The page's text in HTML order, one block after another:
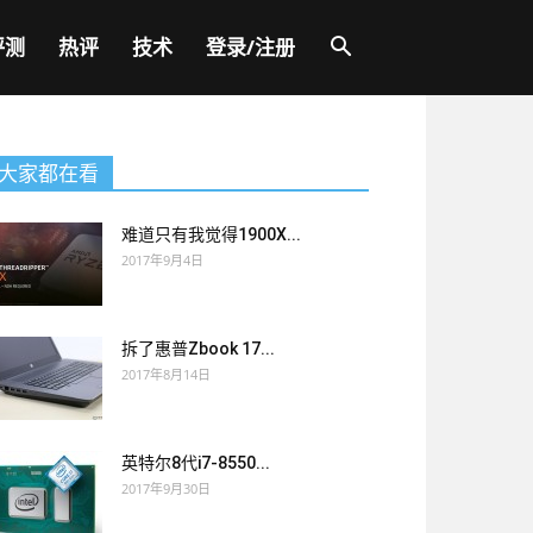
热评 技术 登录/注册
家都在看
难道只有我觉得1900X...
2017年9月4日
拆了惠普Zbook 17...
2017年8月14日
英特尔8代i7-8550...
2017年9月30日